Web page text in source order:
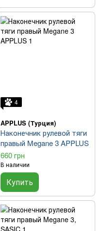
4
APPLUS (Турция)
Наконечник рулевой тяги
правый Megane 3 APPLUS
660 грн
В наличии
Купить